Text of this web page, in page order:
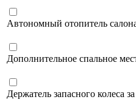
Автономный отопитель
Дополнительное спальное
Держатель запасного колеса